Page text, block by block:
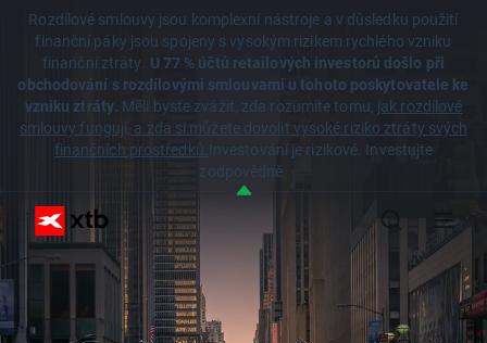
Rozdílové smlouvy jsou komplexní nástroje a v důsledku použití
finanční páky jsou spojeny s vysokým rizikem rychlého vzniku
finanční ztráty. U 77 % účtů retailových investorů došlo při
obchodování s rozdílovými smlouvami u tohoto poskytovatele ke
vzniku ztráty. Měli byste zvážit, zda rozumíte tomu, jak rozdílové
smlouvy fungují, a zda si můžete dovolit vysoké riziko ztráty svých
finančních prostředků.Investování je rizikové. Investujte
zodpovědně.